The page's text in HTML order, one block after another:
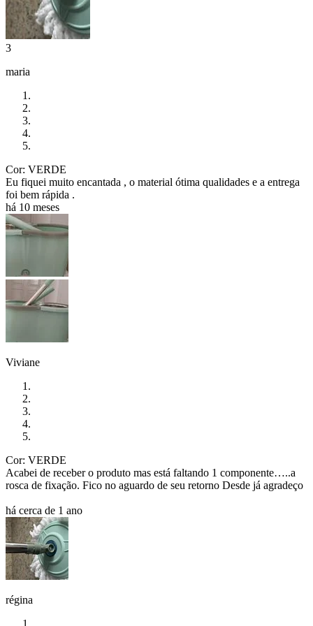
3
maria
Cor: VERDE
Eu fiquei muito encantada , o material ótima qualidades e a entrega
foi bem rápida .
há 10 meses
Viviane
Cor: VERDE
Acabei de receber o produto mas está faltando 1 componente…..a
rosca de fixação. Fico no aguardo de seu retorno Desde já agradeço
há cerca de 1 ano
régina